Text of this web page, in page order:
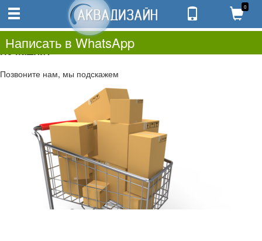
0.00
0
Не нашли?
Позвоните нам, мы подскажем
0
Написать в WhatsApp